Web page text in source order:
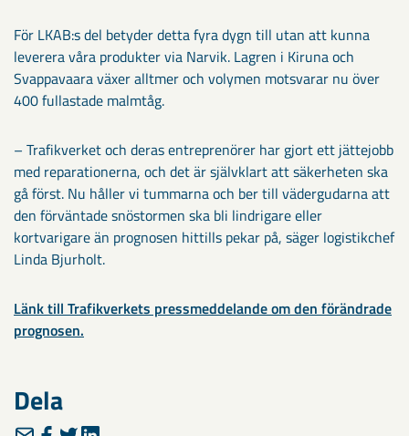
För LKAB:s del betyder detta fyra dygn till utan att kunna
leverera våra produkter via Narvik. Lagren i Kiruna och
Svappavaara växer alltmer och volymen motsvarar nu över
400 fullastade malmtåg.
– Trafikverket och deras entreprenörer har gjort ett jättejobb
med reparationerna, och det är självklart att säkerheten ska
gå först. Nu håller vi tummarna och ber till vädergudarna att
den förväntade snöstormen ska bli lindrigare eller
kortvarigare än prognosen hittills pekar på, säger logistikchef
Linda Bjurholt.
Länk till Trafikverkets pressmeddelande om den förändrade
prognosen.
Dela